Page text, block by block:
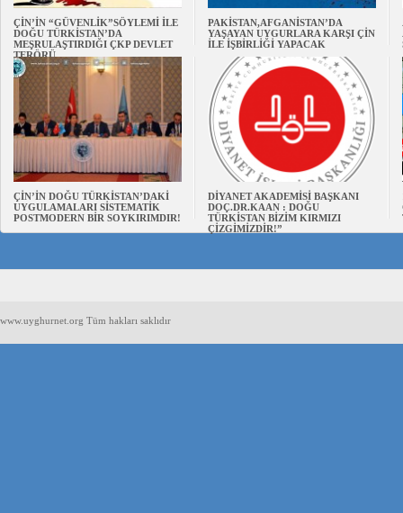
ÇİN’İN “GÜVENLİK”SÖYLEMİ İLE
DOĞU TÜRKİSTAN’DA
MEŞRULAŞTIRDIĞI ÇKP DEVLET
TERÖRÜ
PAKİSTAN,AFGANİSTAN’DA
YAŞAYAN UYGURLARA KARŞI ÇİN
İLE İŞBİRLİĞİ YAPACAK
ÇİN’İN DOĞU TÜRKİSTAN’DAKİ
UYGULAMALARI SİSTEMATİK
POSTMODERN BİR SOYKIRIMDIR!
DİYANET AKADEMİSİ BAŞKANI
DOÇ.DR.KAAN : DOĞU
TÜRKİSTAN BİZİM KIRMIZI
ÇİZGİMİZDİR!”
www.uyghurnet.org Tüm hakları saklıdır